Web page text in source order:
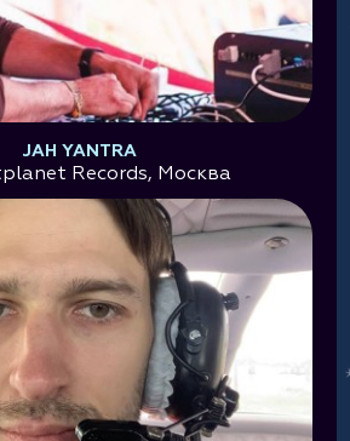
JAH YANTRA
Records, Москва